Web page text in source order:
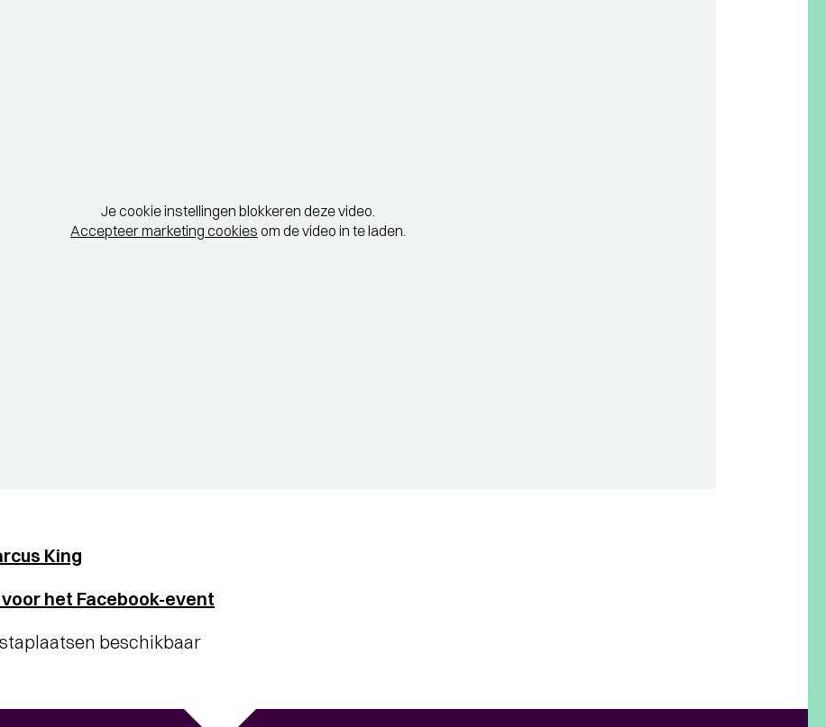
Je cookie instellingen blokkeren deze video.
Accepteer marketing cookies om de video in te laden.
King
het Facebook-event
beschikbaar